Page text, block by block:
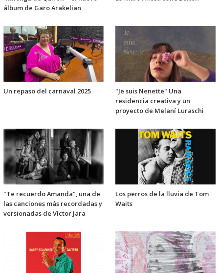
álbum de Garo Arakelian
Un repaso del carnaval 2025
"Je suis Nenette" Una
residencia creativa y un
proyecto de Melaní Luraschi
"Te recuerdo Amanda", una de
las canciones más recordadas y
versionadas de Víctor Jara
Los perros de la lluvia de Tom
Waits